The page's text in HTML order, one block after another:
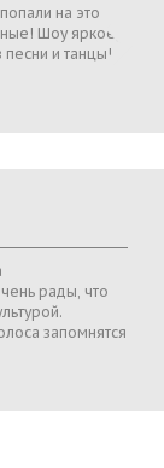
на это
Шоу яркое,
и танцы!
рады, что
запомнятся